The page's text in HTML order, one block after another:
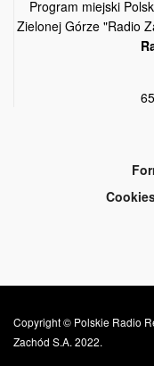
Program miejski
Zielonej Górze "Radio
Copyright © Polskie Radio
Zachód S.A. 2022.